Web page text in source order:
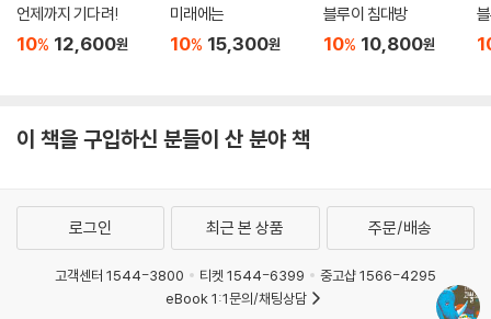
ㆍ어른들이 주장하는 논리에 너무 쉽게 포기하지 않는 어린이를 위한 킬
ㆍ글과 그림의 빼어난 협주 속에 보이지 않는 것을 유머와 온기로 드러낸
ㆍ『루트비히와 코뿔소』가 어린이 침실에서 독보적 지위를 얻는 건 놀랄 일
이 아니다.
언제까지 기다려!
10% 12,600원
미래에는
10% 15,300원
블루이 침대방
10% 10,800원
이 책을 구입하신 분들이 산 분야 책
로그인 최근 본 상품 주문/배송
고객센터 1544-3800 티켓 1544-6399
중고샵 1566-4295
eBook 1:1문의/채팅상담